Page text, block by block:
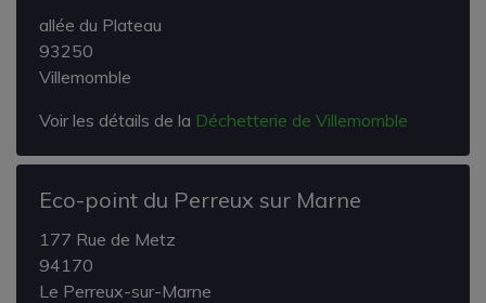
allée du Plateau
93250
Villemomble
Voir les détails de la Déchetterie de Villemomble
Eco-point du Perreux sur Marne
177 Rue de Metz
94170
Le Perreux-sur-Marne